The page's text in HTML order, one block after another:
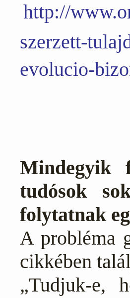
http://
szerzett-
evolucio-
Mindegyik
tudósok
folytatnak
A probléma
cikkében
„Tudjuk-e,